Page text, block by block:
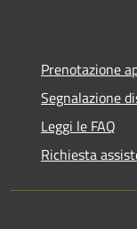
Prenotazione
Segnalazione
Leggi le FAQ
Richiesta